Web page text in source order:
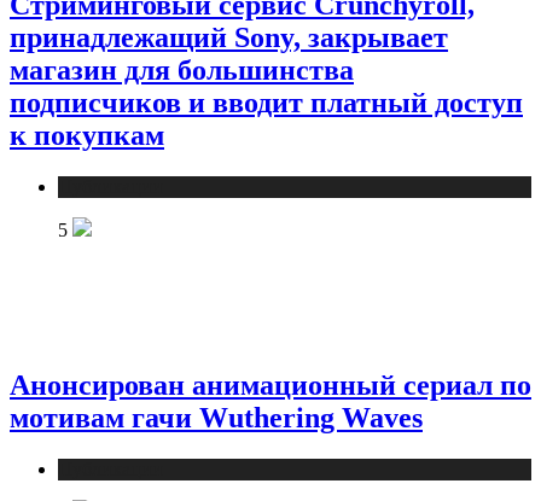
принадлежащий Sony, закрывает
магазин для большинства
подписчиков и вводит платный доступ
к покупкам
5
Анонсирован анимационный сериал по
мотивам гачи Wuthering Waves